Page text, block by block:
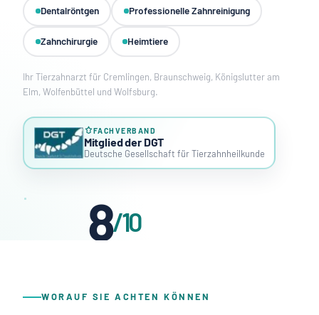
Dentalröntgen Professionelle Zahnreinigung
Zahnchirurgie Heimtiere
Ihr Tierzahnarzt für Cremlingen, Braunschweig, Königslutter am
Elm, Wolfenbüttel und Wolfsburg.
FACHVERBAND
Mitglied der DGT
Deutsche Gesellschaft für Tierzahnheilkunde
8/10
Zahnbefunde.
WORAUF SIE ACHTEN KÖNNEN